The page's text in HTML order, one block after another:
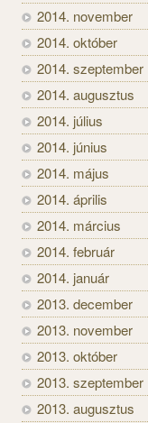
2014. november
2014. október
2014. szeptember
2014. augusztus
2014. július
2014. június
2014. május
2014. április
2014. március
2014. február
2014. január
2013. december
2013. november
2013. október
2013. szeptember
2013. augusztus